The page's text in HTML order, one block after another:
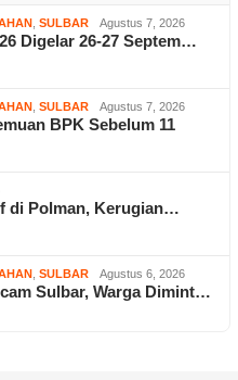
SULBAR Agustus 7, 2026
Digelar 26-27 Septem…
SULBAR Agustus 7, 2026
BPK Sebelum 11
di Polman, Kerugian…
SULBAR Agustus 6, 2026
Sulbar, Warga Dimint…